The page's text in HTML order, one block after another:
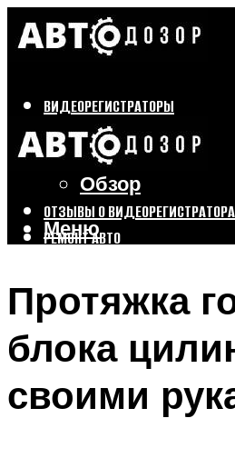
ВИДЕОРЕГИСТРАТОРЫ
Бренды
Выбор
Обзор
ОТЗЫВЫ О
РЕМОНТ АВТО
Меню
Протяжка
блока
своими